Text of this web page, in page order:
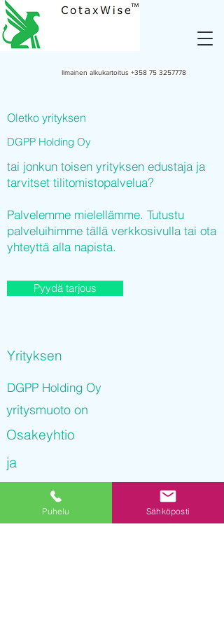
Ilmainen alkukartoitus +358 75 3257778
Oletko yrityksen
DGPP Holding Oy
tai jonkun toisen yrityksen edustaja ja
tarvitset tilitomistopalvelua?
Palvelemme mielellämme. Tutustu
palveluihimme tällä verkkosivulla tai ota
yhteyttä alla napista.
Pyydä tarjous
Yrityksen
DGPP Holding Oy
yritysmuoto on
Osakeyhtio
ja
DGPP Holding Oy
on rekisteröity kaupparekisteriin
Puhelu Sähköposti